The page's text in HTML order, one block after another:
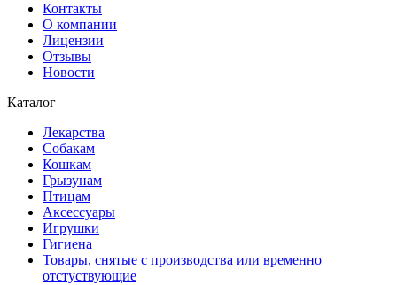
Контакты
О компании
Лицензии
Отзывы
Новости
Каталог
Лекарства
Собакам
Кошкам
Грызунам
Птицам
Аксессуары
Игрушки
Гигиена
Товары, снятые с производства или временно
отстуствующие